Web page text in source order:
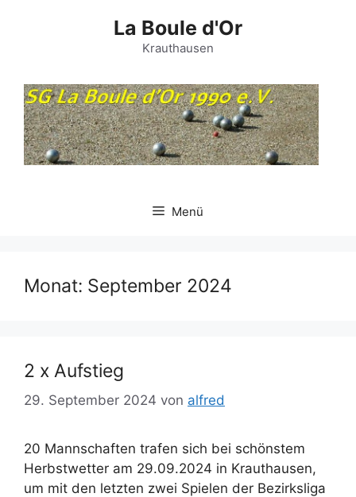
La Boule d'Or
Krauthausen
Menü
Monat: September 2024
2 x Aufstieg
29. September 2024 von alfred
20 Mannschaften trafen sich bei schönstem
Herbstwetter am 29.09.2024 in Krauthausen,
um mit den letzten zwei Spielen der Bezirksliga